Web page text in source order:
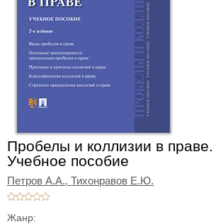
Пробелы и коллизии в
Учебное пособие
Петров А.А., Тихонравов Е.Ю.
Жанр: